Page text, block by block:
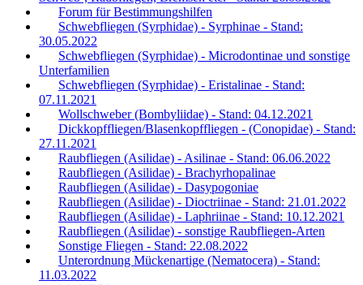
Forum für Bestimmungshilfen
Schwebfliegen (Syrphidae) - Syrphinae - Stand:
30.05.2022
Schwebfliegen (Syrphidae) - Microdontinae und sonstige
Unterfamilien
Schwebfliegen (Syrphidae) - Eristalinae - Stand:
07.11.2021
Wollschweber (Bombyliidae) - Stand: 04.12.2021
Dickkopffliegen/Blasenkopffliegen - (Conopidae) - Stand:
27.11.2021
Raubfliegen (Asilidae) - Asilinae - Stand: 06.06.2022
Raubfliegen (Asilidae) - Brachyrhopalinae
Raubfliegen (Asilidae) - Dasypogoniae
Raubfliegen (Asilidae) - Dioctriinae - Stand: 21.01.2022
Raubfliegen (Asilidae) - Laphriinae - Stand: 10.12.2021
Raubfliegen (Asilidae) - sonstige Raubfliegen-Arten
Sonstige Fliegen - Stand: 22.08.2022
Unterordnung Mückenartige (Nematocera) - Stand:
11.03.2022